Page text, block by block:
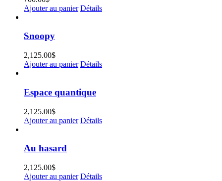
Ajouter au panier Détails
Snoopy
2,125.00$
Ajouter au panier Détails
Espace quantique
2,125.00$
Ajouter au panier Détails
Au hasard
2,125.00$
Ajouter au panier Détails